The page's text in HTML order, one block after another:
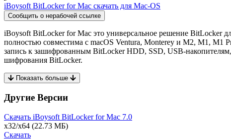
iBoysoft BitLocker for Mac скачать для Mac-OS
Сообщить о нерабочей ссылке
iBoysoft BitLocker for Mac это универсальное решение BitLocker
полностью совместима с macOS Ventura, Monterey и M2, M1,
запись к зашифрованным BitLocker HDD, SSD, USB-
шифрования BitLocker.
Показать больше
Другие Версии
Скачать iBoysoft BitLocker for Mac 7.0
x32/x64 (22.73 МБ)
Скачать